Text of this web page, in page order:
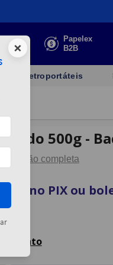
Faça sua
cotação
Papelex
B2B
Eletroportáteis
500g -
Descrição completa
vista no PIX ou
×